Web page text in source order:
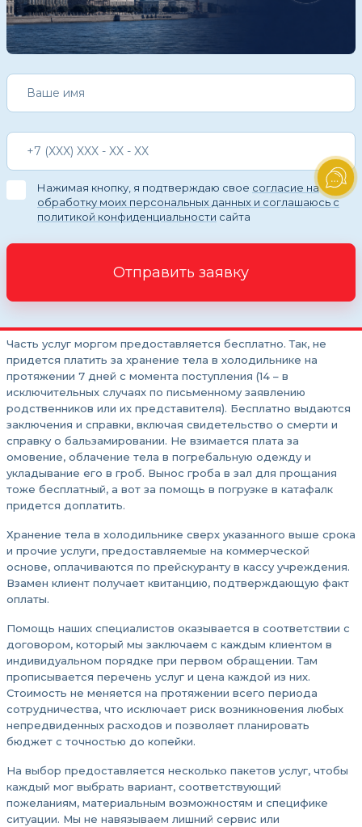
Нажимая кнопку, я подтверждаю свое согласие на
обработку моих персональных данных и соглашаюсь с
политикой конфиденциальности сайта
Отправить заявку
Часть услуг моргом предоставляется бесплатно. Так, не
придется платить за хранение тела в холодильнике на
протяжении 7 дней с момента поступления (14 – в
исключительных случаях по письменному заявлению
родственников или их представителя). Бесплатно выдаются
заключения и справки, включая свидетельство о смерти и
справку о бальзамировании. Не взимается плата за
омовение, облачение тела в погребальную одежду и
укладывание его в гроб. Вынос гроба в зал для прощания
тоже бесплатный, а вот за помощь в погрузке в катафалк
придется доплатить.
Хранение тела в холодильнике сверх указанного выше срока
и прочие услуги, предоставляемые на коммерческой
основе, оплачиваются по прейскуранту в кассу учреждения.
Взамен клиент получает квитанцию, подтверждающую факт
оплаты.
Помощь наших специалистов оказывается в соответствии с
договором, который мы заключаем с каждым клиентом в
индивидуальном порядке при первом обращении. Там
прописывается перечень услуг и цена каждой из них.
Стоимость не меняется на протяжении всего периода
сотрудничества, что исключает риск возникновения любых
непредвиденных расходов и позволяет планировать
бюджет с точностью до копейки.
На выбор предоставляется несколько пакетов услуг, чтобы
каждый мог выбрать вариант, соответствующий
пожеланиям, материальным возможностям и специфике
ситуации. Мы не навязываем лишний сервис или